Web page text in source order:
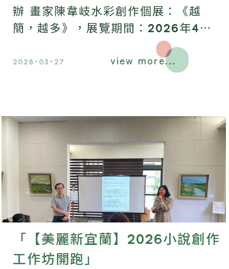
辦 畫家陳韋岐水彩創作個展：《越
簡，越多》，展覽期間：2026年4月
11日 ~ 2026年6月13日。在這場視覺
的約分之中，我們邀請您一同進入這感
2026-03-27 view more...
「【美麗新宜蘭】2026小說創作
工作坊開跑」